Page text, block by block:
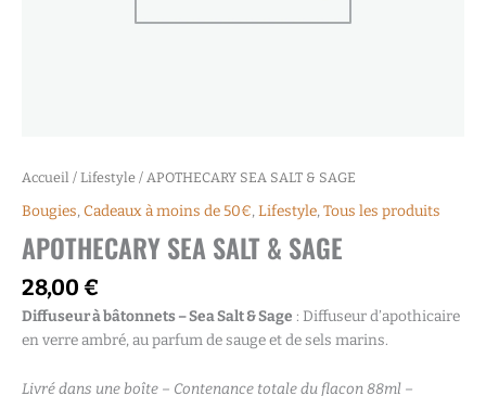
Accueil / Lifestyle / APOTHECARY SEA SALT & SAGE
Bougies,Cadeaux à moins de 50€,Lifestyle,Tous les produits
APOTHECARY SEA SALT & SAGE
28,00 €
Diffuseur à bâtonnets – Sea Salt & Sage : Diffuseur d’apothicaire
en verre ambré, au parfum de sauge et de sels marins.
Livré dans une boîte – Contenance totale du flacon 88ml –